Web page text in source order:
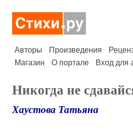
Авторы Произведения
Магазин
О портале Вход для
Никогда не
Хаустова Татьяна